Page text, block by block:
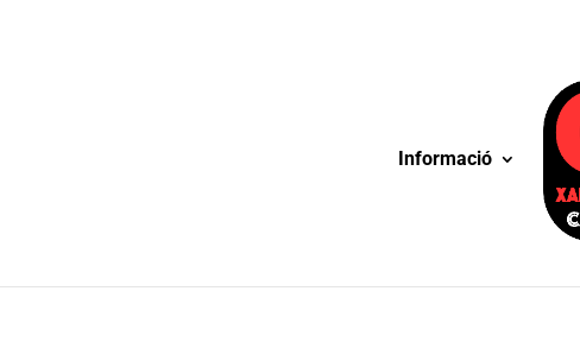
Informació